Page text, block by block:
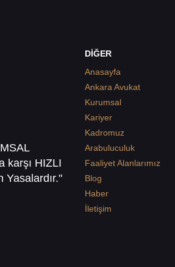
karşı HIZLI
Yasalardır."
DİĞER
Anasayfa
Ankara Avukat
Kurumsal
Kariyer
Kadromuz
Arabuluculuk
Faaliyet Alanlarımız
Blog
Haber
İletişim